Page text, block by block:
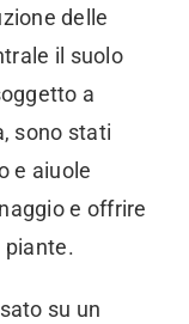
delle
il suolo
a
sono stati
e aiuole
e offrire
piante.
su un